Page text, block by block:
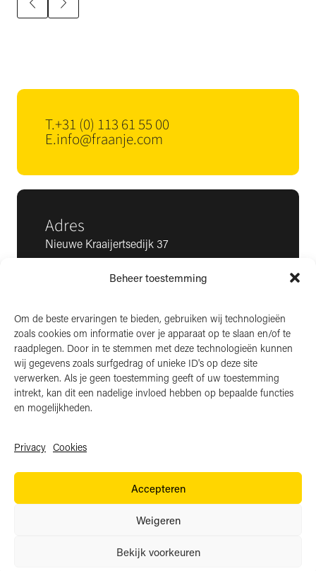
Beheer toestemming
Om de beste ervaringen te bieden, gebruiken wij technologieën
zoals cookies om informatie over je apparaat op te slaan en/of te
raadplegen. Door in te stemmen met deze technologieën kunnen
wij gegevens zoals surfgedrag of unieke ID's op deze site
verwerken. Als je geen toestemming geeft of uw toestemming
intrekt, kan dit een nadelige invloed hebben op bepaalde functies
en mogelijkheden.
Privacy Cookies
Accepteren
Weigeren
Bekijk voorkeuren
T.+31 (0) 113 61 55 00
E.info@fraanje.com
Adres
Nieuwe Kraaijertsedijk 37
4458 NK ’s-Heer Arendskerke
BTW: NL006850807
LinkedIn
Instagram
Facebook
Algemene voorwaarden
BlackDesk